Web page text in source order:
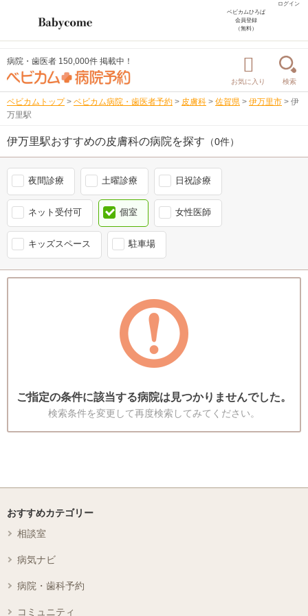
ログイン
ベビカムひろば
会員登録
（無料）
病院・歯医者 150,000件 掲載中！
お気に入り 検索
ベビカムトップ > ベビカム病院・歯医者予約 > 皮膚科 > 佐賀県 > 伊万里市 > 伊
万里駅
伊万里駅おすすめの皮膚科の病院を探す （0件）
夜間診療 土曜診療 日祝診療
ネット受付可 個室 女性医師
キッズスペース 駐車場
ご指定の条件に該当する病院は見つかりませんでした。
検索条件を変更して再度検索してみてください。
おすすめカテゴリー
相談室
病気ナビ
病院・歯科予約
コミュニティ